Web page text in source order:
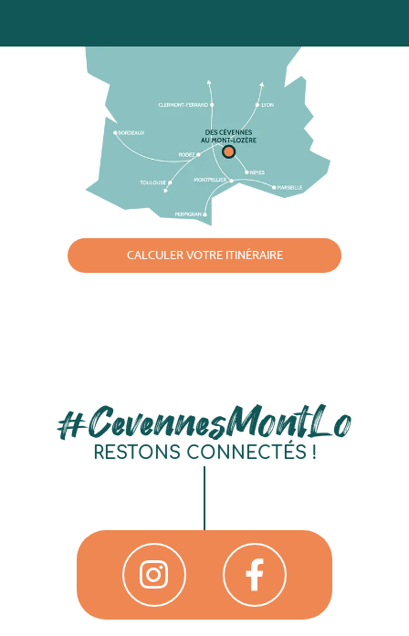
CALCULER VOTRE ITINÉRAIRE
#CevennesMontLo
RESTONS CONNECTÉS !